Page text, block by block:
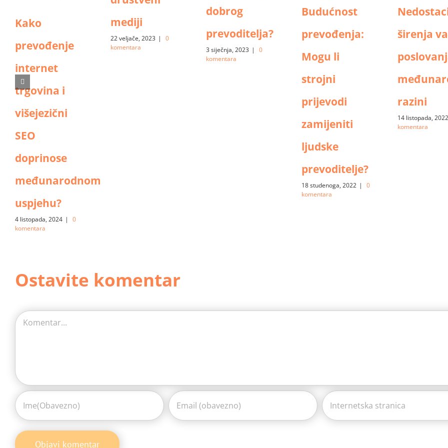
Kako
prevođenje
internet
trgovina i
višejezični
SEO
doprinose
međunarodnom
uspjehu?
4 listopada, 2024 |
0
komentara
mediji
22 veljače, 2023 |
0
komentara
dobrog
prevoditelja?
3 siječnja, 2023 |
0
komentara
Budućnost
prevođenja:
Mogu li
strojni
prijevodi
zamijeniti
ljudske
prevoditelje?
18 studenoga, 2022 |
0
komentara
širenja
razini
14 listopada, 2022
komentara
Ostavite komentar
Comment